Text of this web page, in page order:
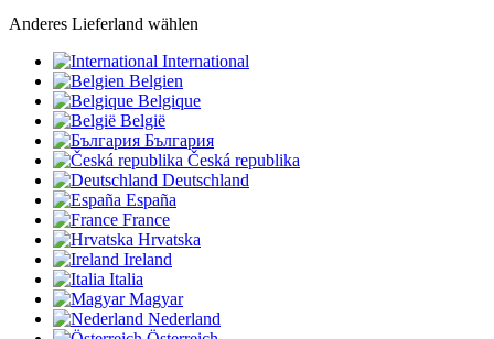
Anderes Lieferland wählen
International
Belgien
Belgique
België
България
Česká republika
Deutschland
España
France
Hrvatska
Ireland
Italia
Magyar
Nederland